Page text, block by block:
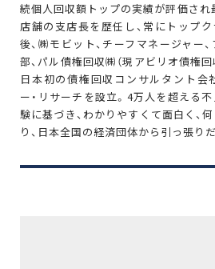
続個人回収額トップの実績が評価され
店舗の支店長を歴任し、常にトップ
後、㈱モビット、チーフマネージャー
部、パル債権回収㈱（現アビリオ債権回
日本初の債権回収コンサルタント会
ー・リサーチを設立。4万人を超える
験に基づき、わかりやすくて面白く、
り、日本全国の経済団体から引っ張り